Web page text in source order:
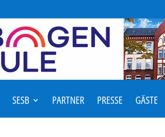
SESB PARTNER PRESSE GÄSTE